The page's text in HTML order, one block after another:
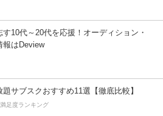
す10代～20代を応援！オーディション・
報はDeview
サブスクおすすめ11選【徹底比較】
足度ランキング